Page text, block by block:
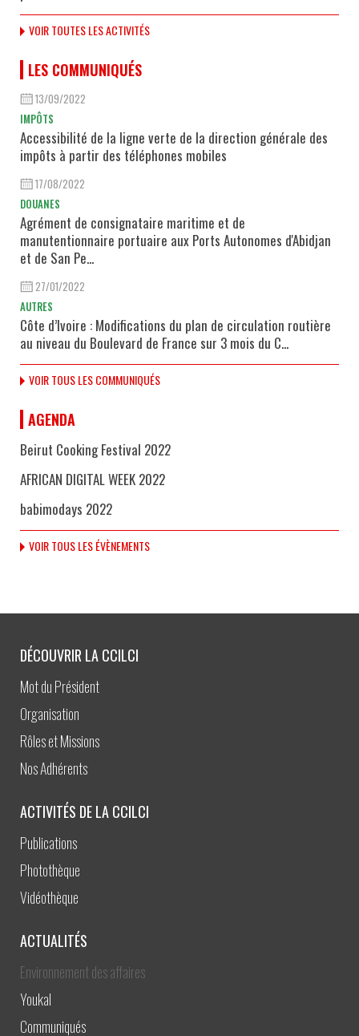
VOIR TOUTES LES ACTIVITÉS
LES COMMUNIQUÉS
13/09/2022
IMPÔTS
Accessibilité de la ligne verte de la direction générale des
impôts à partir des téléphones mobiles
17/08/2022
DOUANES
Agrément de consignataire maritime et de
manutentionnaire portuaire aux Ports Autonomes d'Abidjan
et de San Pe...
27/01/2022
AUTRES
Côte d’Ivoire : Modifications du plan de circulation routière
au niveau du Boulevard de France sur 3 mois du C...
VOIR TOUS LES COMMUNIQUÉS
AGENDA
Beirut Cooking Festival 2022
AFRICAN DIGITAL WEEK 2022
babimodays 2022
VOIR TOUS LES ÉVÈNEMENTS
DÉCOUVRIR LA CCILCI
Mot du Président
Organisation
Rôles et Missions
Nos Adhérents
ACTIVITÉS DE LA CCILCI
Publications
Photothèque
Vidéothèque
ACTUALITÉS
Environnement des affaires
Youkal
Communiqués